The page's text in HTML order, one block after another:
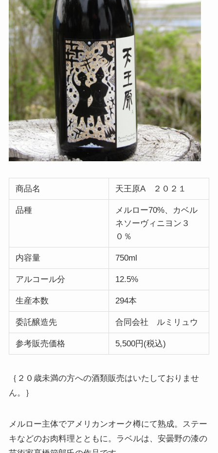
商品名 天王原A ２０２１
品種
メルロー70%、カベル
ネソーヴィニヨン３
０％
内容量 750ml
アルコール分 12.5%
生産本数 294本
委託醸造先 合同会社 ルミリュウ
参考販売価格 5,500円(税込)
｛２０歳未満の方への酒類販売はいたしておりませ
ん。｝
メルロー主体でアメリカンオーク樽にて熟成。ステー
キなどのお肉料理とともに。ラベルは、安曇野の漆の